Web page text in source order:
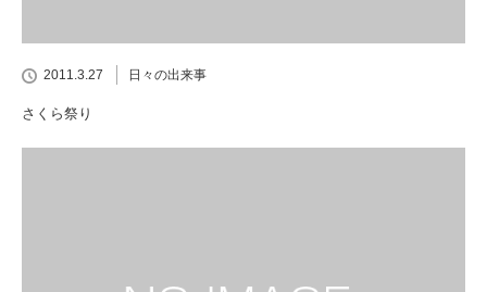
2011.3.27 日々の出来事
さくら祭り